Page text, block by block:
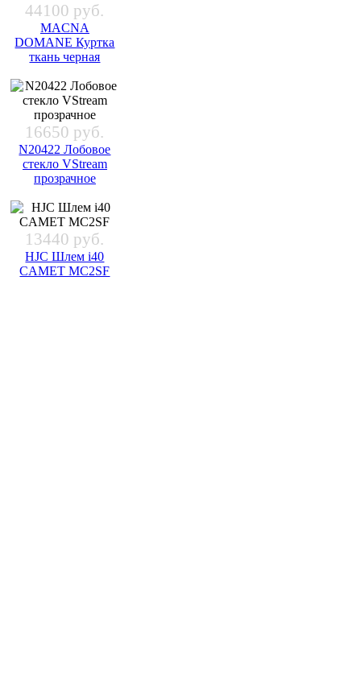
44100 руб.
MACNA
DOMANE Куртка
ткань черная
16650 руб.
N20422 Лобовое
стекло VStream
прозрачное
13440 руб.
HJC Шлем i40
CAMET MC2SF